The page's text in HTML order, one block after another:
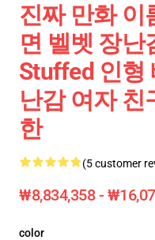
진짜 만화 이
면 벨벳 장난
Stuffed 인형
난감 여자 친
한
(5 customer
₩8,834,358 -
color